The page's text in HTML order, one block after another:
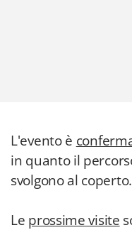
L'evento è
in quanto il
svolgono al coperto.
Le prossime visite